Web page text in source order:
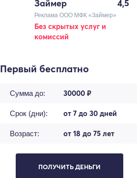
Займер 4,5
Реклама ООО МФК «Займер»
Без скрытых услуг и
комиссий
Первый бесплатно
Сумма до: 30000 ₽
Срок (дни): от 7 до 30 дней
Возраст: от 18 до 75 лет
ПОЛУЧИТЬ ДЕНЬГИ